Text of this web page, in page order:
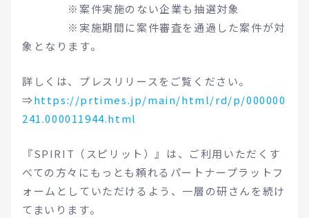
※案件実施のない企業も抽選対象
※実施期間に案件審査を通過した案件が対
象となります。
詳しくは、プレスリリースをご覧ください。
⇒https://prtimes.jp/main/html/rd/p/000000
241.000011944.html
『SPIRIT（スピリット）』は、ご利用いただくす
べての方々にもっとも頼れるパートナープラットフ
ォームとしていただけるよう、一層の研さんを続け
てまいります。